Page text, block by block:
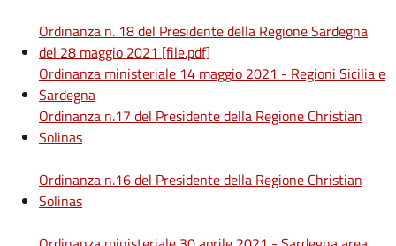
Ordinanza n. 18 del Presidente della Regione Sardegna
del 28 maggio 2021 [file.pdf]
Ordinanza ministeriale 14 maggio 2021 - Regioni Sicilia e
Sardegna
Ordinanza n.17 del Presidente della Regione Christian
Solinas
Ordinanza n.16 del Presidente della Regione Christian
Solinas